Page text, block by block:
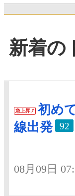
新着の
急上昇
初め
線出発
92
08月09日